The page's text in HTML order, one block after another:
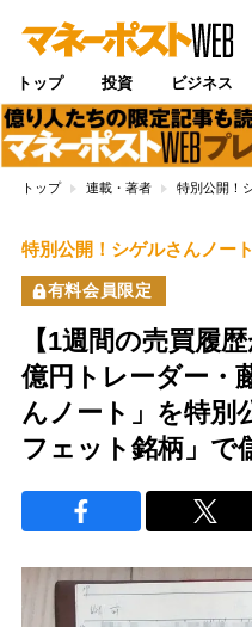
トップ 投資 ビジネス
トップ 連載・著者 特別公開！
特別公開！シゲルさんノート
有料会員限定
【1週間の売買履
億円トレーダー・
んノート」を特別
フェット銘柄」で